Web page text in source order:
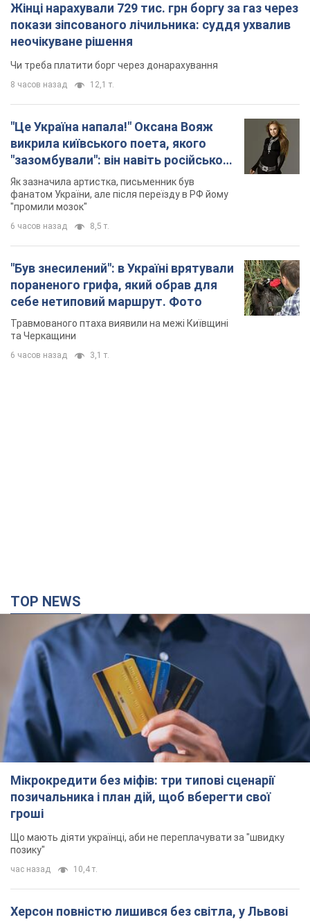
Жінці нарахували 729 тис. грн боргу за газ через
покази зіпсованого лічильника: суддя ухвалив
неочікуване рішення
Чи треба платити борг через донарахування
8 часов назад 12,1 т.
"Це Україна напала!" Оксана Вояж
викрила київського поета, якого
"зазомбували": він навіть російської
не знав, а тепер хоче геноциду
українців
Як зазначила артистка, письменник був
фанатом України, але після переїзду в РФ йому
"промили мозок"
6 часов назад 8,5 т.
"Був знесилений": в Україні врятували
пораненого грифа, який обрав для
себе нетиповий маршрут. Фото
Травмованого птаха виявили на межі Київщині
та Черкащини
6 часов назад 3,1 т.
TOP NEWS
Мікрокредити без міфів: три типові сценарії
позичальника і план дій, щоб вберегти свої
гроші
Що мають діяти українці, аби не переплачувати за "швидку
позику"
час назад 10,4 т.
Херсон повністю лишився без світла, у Львові